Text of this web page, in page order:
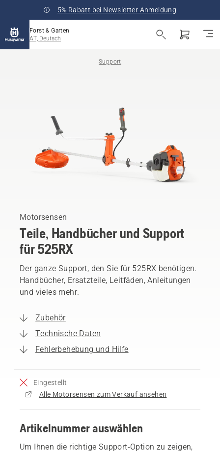
5% Rabatt bei Newsletter Anmeldung
Forst & Garten
AT, Deutsch
Support
Motorsensen
Teile, Handbücher und Support
für 525RX
Der ganze Support, den Sie für 525RX benötigen.
Handbücher, Ersatzteile, Leitfäden, Anleitungen
und vieles mehr.
Zubehör
Technische Daten
Fehlerbehebung und Hilfe
Eingestellt
Alle Motorsensen zum Verkauf ansehen
Artikelnummer auswählen
Um Ihnen die richtige Support-Option zu zeigen,